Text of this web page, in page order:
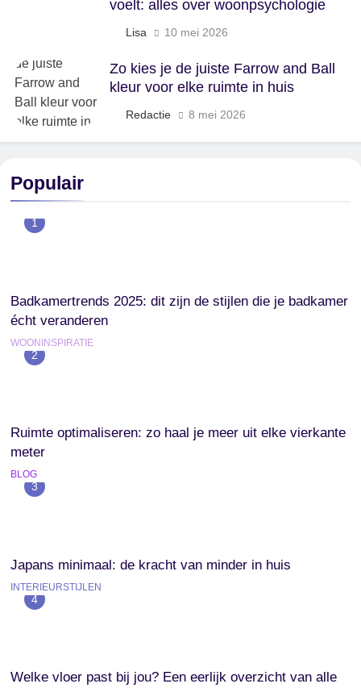
voelt: alles over woonpsychologie
Lisa 10 mei 2026
Zo kies je de juiste Farrow and Ball
kleur voor elke ruimte in huis
Redactie 8 mei 2026
Populair
1
Badkamertrends 2025: dit zijn de stijlen die je badkamer
écht veranderen
WOONINSPIRATIE
2
Ruimte optimaliseren: zo haal je meer uit elke vierkante
meter
BLOG
3
Japans minimaal: de kracht van minder in huis
INTERIEURSTIJLEN
4
Welke vloer past bij jou? Een eerlijk overzicht van alle